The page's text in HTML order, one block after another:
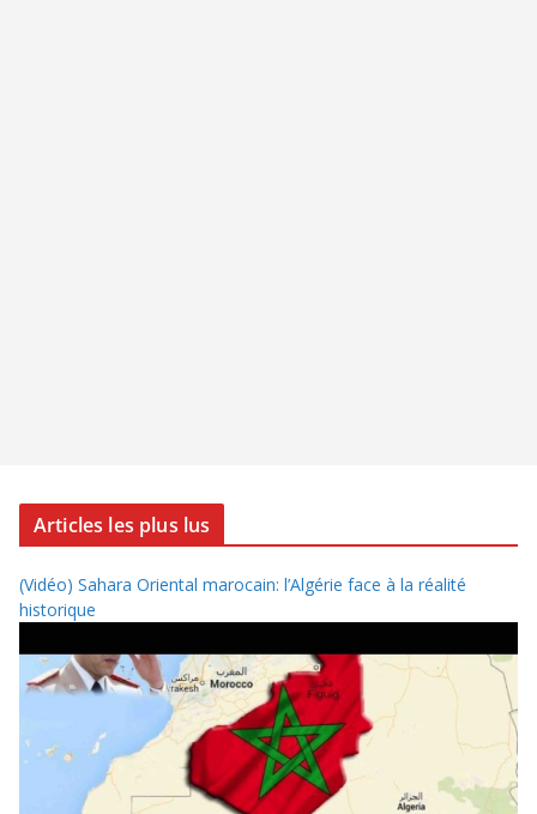
Articles les plus lus
(Vidéo) Sahara Oriental marocain: l’Algérie face à la réalité
historique